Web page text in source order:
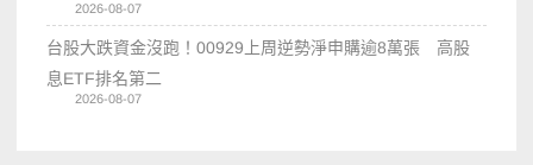
2026-08-07
台股大跌資金沒跑！00929上周逆勢淨申購逾8萬張 高股
息ETF排名第二
2026-08-07